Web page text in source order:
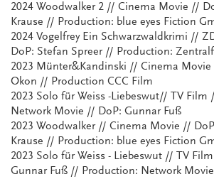
2024 Woodwalker 2 // Cinema Movie //
Krause // Production: blue eyes Fiction
2024 Vogelfrey Ein Schwarzwaldkrimi //
DoP: Stefan Spreer // Production:
2023 Münter&Kandinski // Cinema
Okon // Production CCC Film
2023 Solo für Weiss -Liebeswut// TV Film
Network Movie // DoP: Gunnar Fuß
2023 Woodwalker // Cinema Movie //
Krause // Production: blue eyes Fiction
2023 Solo für Weiss - Liebeswut // TV
Gunnar Fuß // Production: Network Movie